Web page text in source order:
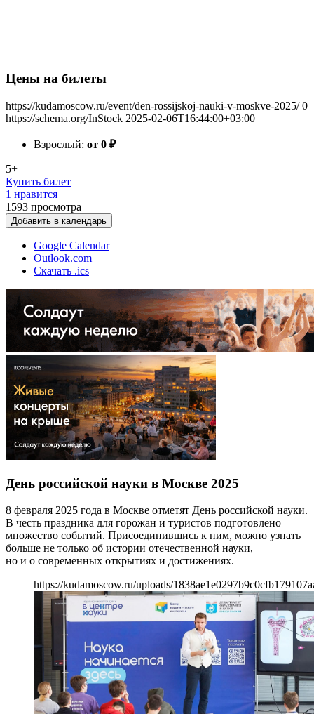
Цены на билеты
https://kudamoscow.ru/event/den-rossijskoj-nauki-v-moskve-2025/ 0
https://schema.org/InStock 2025-02-06T16:44:00+03:00
Взрослый: от 0 ₽
5+
Купить билет
1 нравится
1593 просмотра
Добавить в календарь
Google Calendar
Outlook.com
Скачать .ics
День российской науки в Москве 2025
8 февраля 2025 года в Москве отметят День российской науки.
В честь праздника для горожан и туристов подготовлено
множество событий. Присоединившись к ним, можно узнать
больше не только об истории отечественной науки,
но и о современных открытиях и достижениях.
https://kudamoscow.ru/uploads/